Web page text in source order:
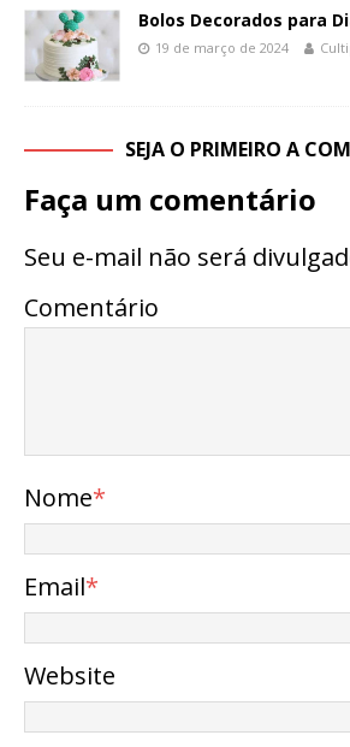
Bolos Decorados para
19 de março de 2024
SEJA O PRIMEIRO A
Faça um comentário
Seu e-mail não será
Comentário
Nome*
Email*
Website